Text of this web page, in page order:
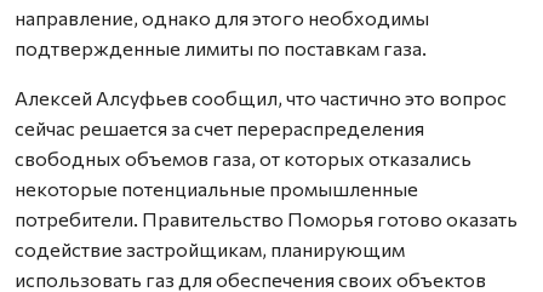
направление, однако для этого необходимы
подтвержденные лимиты по поставкам газа.
Алексей Алсуфьев сообщил, что частично это вопрос
сейчас решается за счет перераспределения
свободных объемов газа, от которых отказались
некоторые потенциальные промышленные
потребители. Правительство Поморья готово оказать
содействие застройщикам, планирующим
использовать газ для обеспечения своих объектов